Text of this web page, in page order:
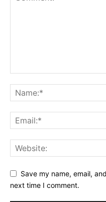
Save my name, email,
next time I comment.